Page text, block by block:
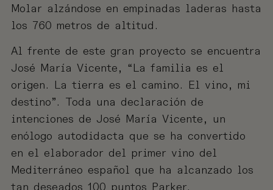
Molar alzándose en empinadas laderas hasta
los 760 metros de altitud.
Al frente de este gran proyecto se encuentra
José María Vicente, “La familia es el
origen. La tierra es el camino. El vino, mi
destino”. Toda una declaración de
intenciones de José María Vicente, un
enólogo autodidacta que se ha convertido
en el elaborador del primer vino del
Mediterráneo español que ha alcanzado los
tan deseados 100 puntos Parker.